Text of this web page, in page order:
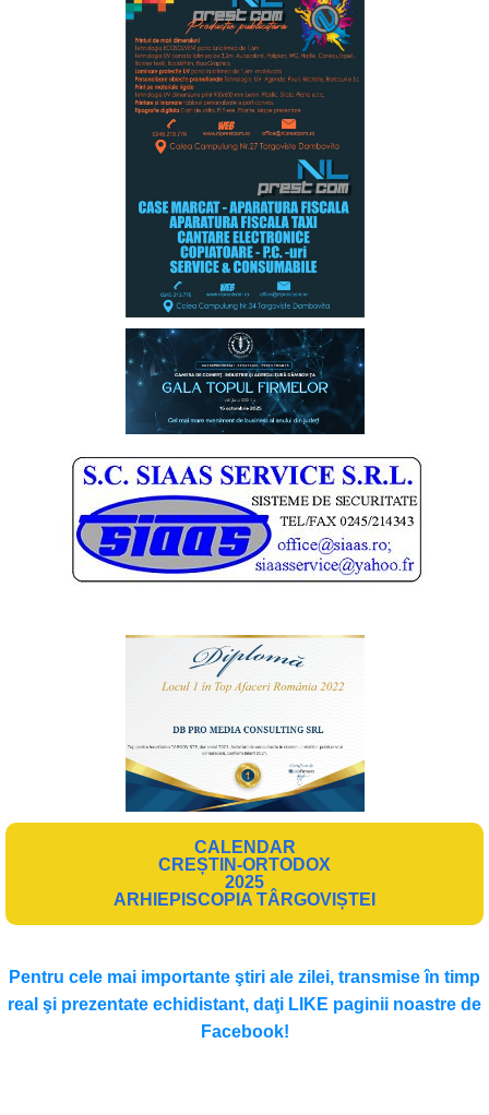
CALENDAR
CREȘTIN-ORTODOX
2025
ARHIEPISCOPIA TÂRGOVIȘTEI
Pentru cele mai importante ştiri ale zilei, transmise în timp
real şi prezentate echidistant, daţi LIKE paginii noastre de
Facebook!